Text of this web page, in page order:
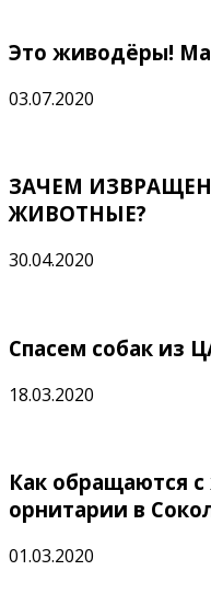
Это живодёры!
03.07.2020
ЗАЧЕМ
ЖИВОТНЫЕ?
30.04.2020
Спасем собак из
18.03.2020
Как обращаются
орнитарии в
01.03.2020